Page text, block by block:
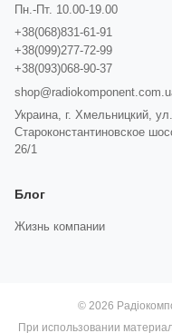
Пн.-Пт. 10.00-19.00
+38(068)831-61-91
+38(099)277-72-99
+38(093)068-90-37
Украина, г. Хмельницкий, ул.
Староконстантиновское
26/1
Блог
Жизнь компании
© 2026
При использовании